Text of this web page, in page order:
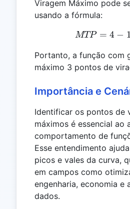
Viragem Máximo pode
usando a fórmula:
MTP = 4 − 1
Portanto, a função com
máximo 3 pontos de
Importância e
Identificar os pontos de
máximos é essencial ao
comportamento de
Esse entendimento
picos e vales da curva,
em campos como
engenharia, economia e
dados.